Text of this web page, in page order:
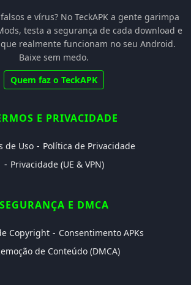
e vírus? No TeckAPK a gente garimpa
testa a segurança de cada download e
realmente funcionam no seu Android.
Baixe sem medo.
Quem faz o TeckAPK
E PRIVACIDADE
de Uso
Política de Privacidade
Privacidade (UE & VPN)
SEGURANÇA E DMCA
Copyright
Consentimento APKs
de Conteúdo (DMCA)